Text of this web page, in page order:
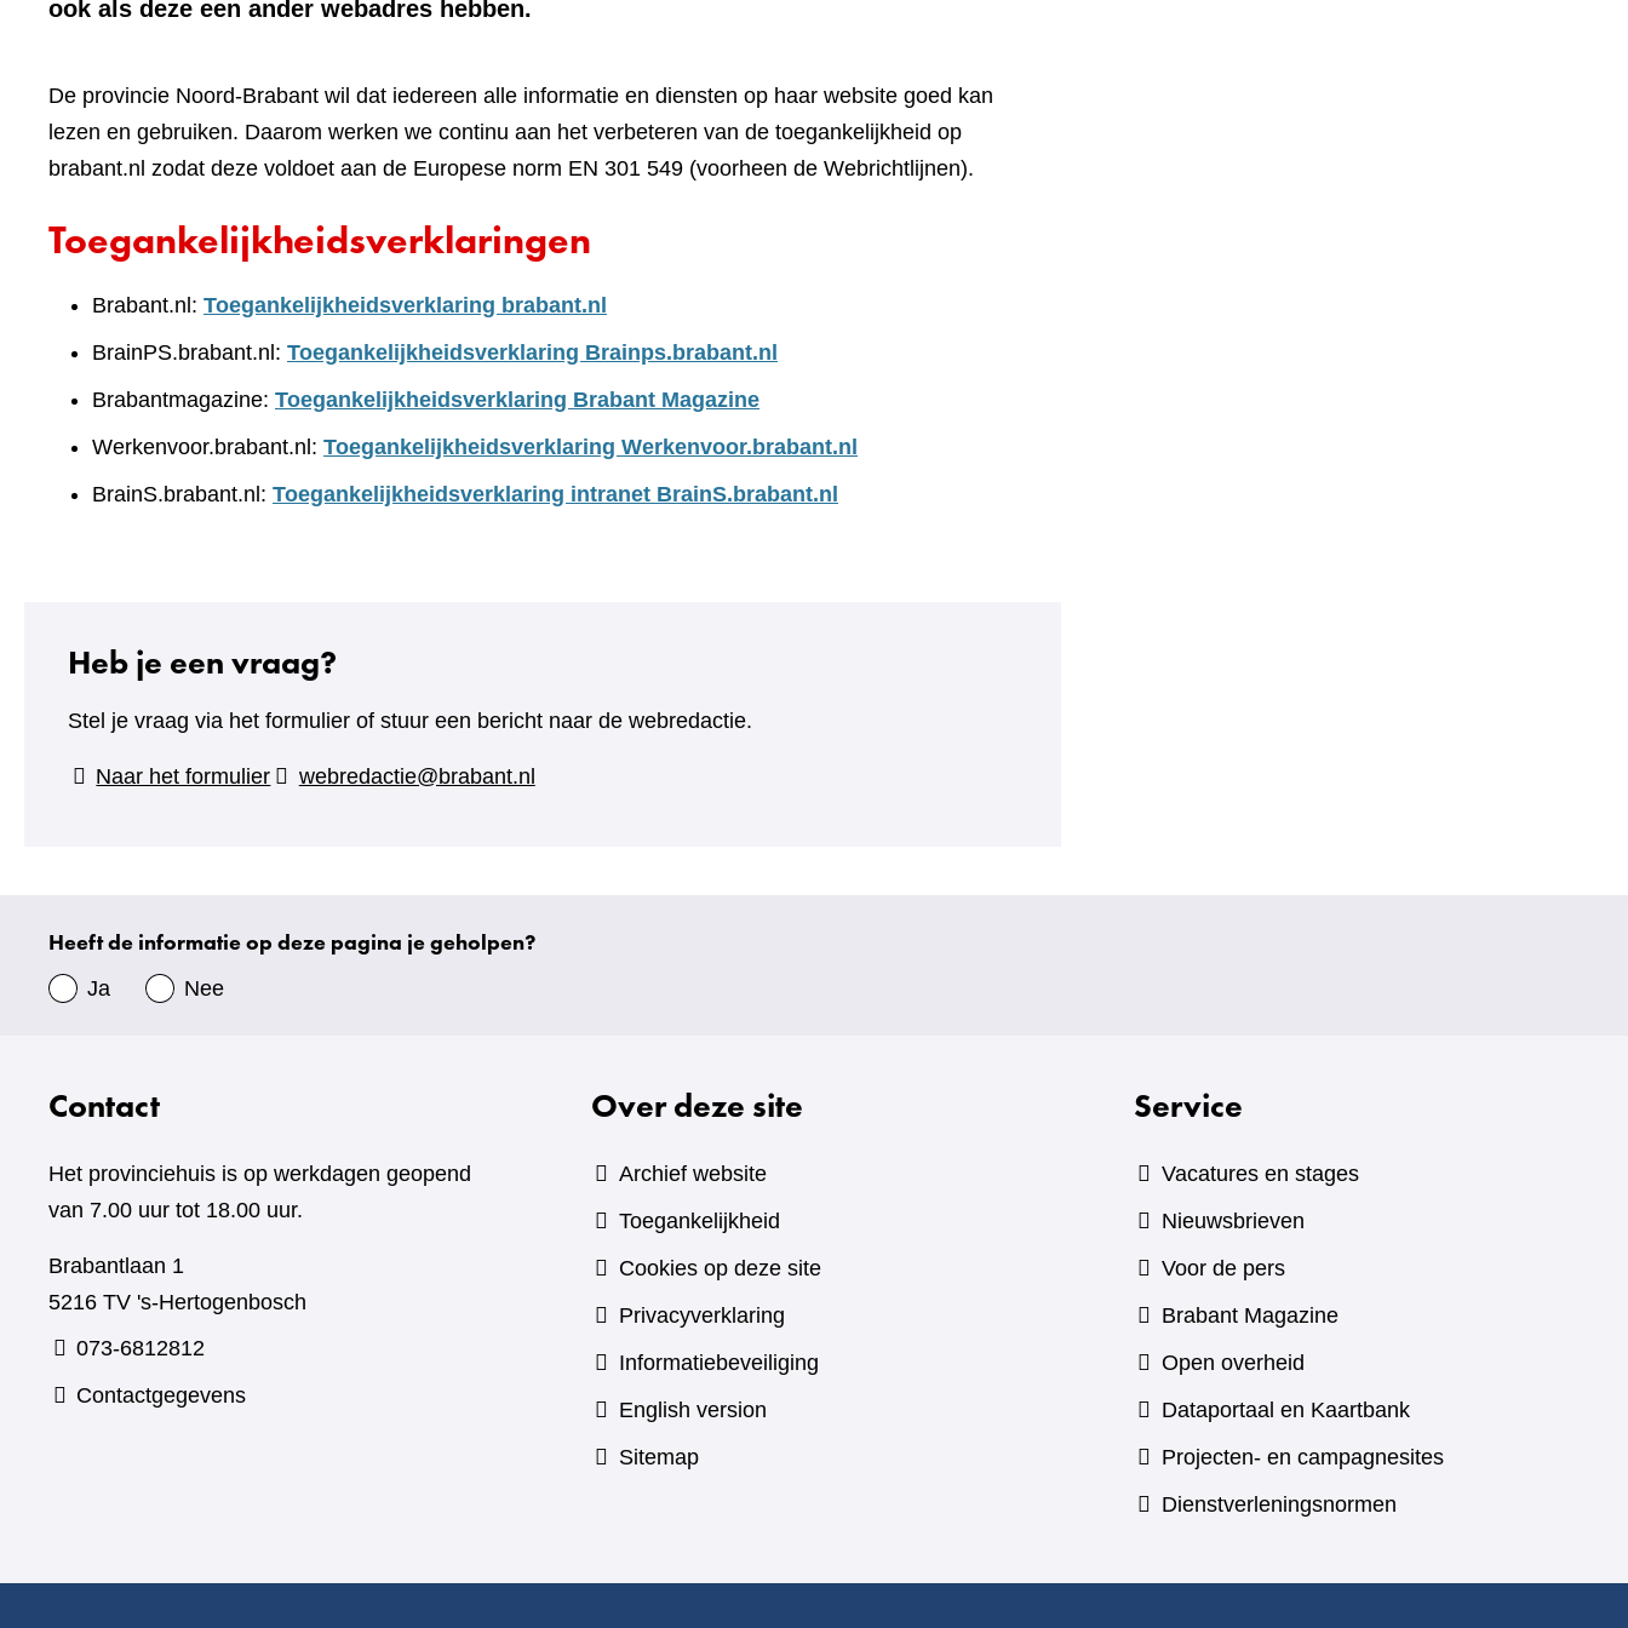
ook als deze een ander webadres hebben.
De provincie Noord-Brabant wil dat iedereen alle informatie en diensten op haar website goed kan
lezen en gebruiken. Daarom werken we continu aan het verbeteren van de toegankelijkheid op
brabant.nl zodat deze voldoet aan de Europese norm EN 301 549 (voorheen de Webrichtlijnen).
Toegankelijkheidsverklaringen
Brabant.nl: Toegankelijkheidsverklaring brabant.nl
BrainPS.brabant.nl: Toegankelijkheidsverklaring Brainps.brabant.nl
Brabantmagazine: Toegankelijkheidsverklaring Brabant Magazine
Werkenvoor.brabant.nl: Toegankelijkheidsverklaring Werkenvoor.brabant.nl
BrainS.brabant.nl: Toegankelijkheidsverklaring intranet BrainS.brabant.nl
Heb je een vraag?
Stel je vraag via het formulier of stuur een bericht naar de webredactie.
Naar het formulier(verwijst
webredactie@brabant.nl
Uw
gegevens
Heeft de informatie op deze pagina je geholpen?
Ja Nee
Contact
Het provinciehuis is op werkdagen geopend
van 7.00 uur tot 18.00 uur.
Brabantlaan 1
5216 TV 's-Hertogenbosch
073-6812812
Contactgegevens
Over deze site
Archief website
Toegankelijkheid
Cookies op deze site
Privacyverklaring
Informatiebeveiliging
English version
Sitemap
Service
Vacatures en stages
Nieuwsbrieven
Voor de pers
Brabant Magazine(verwijst
andere
website)
Open overheid
Dataportaal en Kaartbank(verwijst
naar
Projecten- en campagnesites
Dienstverleningsnormen